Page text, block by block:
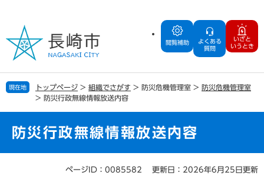
の
で
す
ー
ば
し
閲覧補助
よくある
質問
いざと
いうとき
現在地 トップページ > 組織でさがす > 防災危機管理室 > 防災危機管理室
> 防災行政無線情報放送内容
防災行政無線情報放送内容
ページID：0085582 更新日：2026年6月25日更新